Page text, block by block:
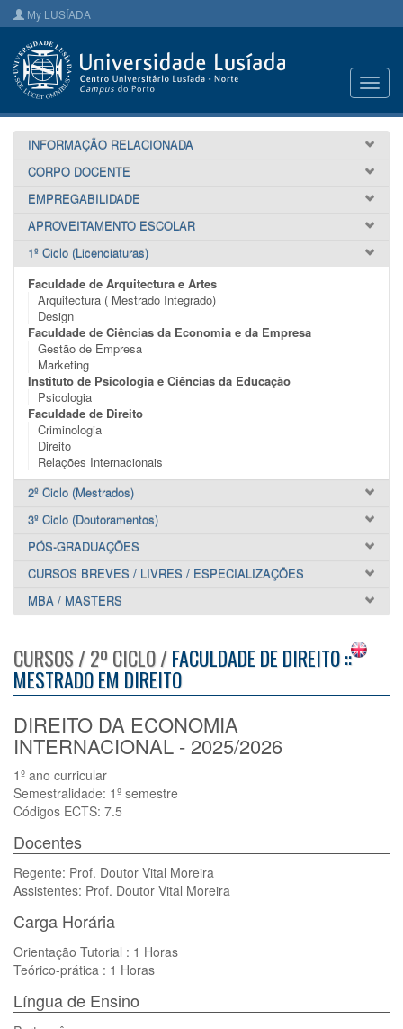
My LUSÍADA
INFORMAÇÃO RELACIONADA
CORPO DOCENTE
EMPREGABILIDADE
APROVEITAMENTO ESCOLAR
1º Ciclo (Licenciaturas)
Faculdade de Arquitectura e Artes
Arquitectura ( Mestrado Integrado)
Design
Faculdade de Ciências da Economia e da Empresa
Gestão de Empresa
Marketing
Instituto de Psicologia e Ciências da Educação
Psicologia
Faculdade de Direito
Criminologia
Direito
Relações Internacionais
2º Ciclo (Mestrados)
3º Ciclo (Doutoramentos)
PÓS-GRADUAÇÕES
CURSOS BREVES / LIVRES / ESPECIALIZAÇÕES
MBA / MASTERS
CURSOS / 2º CICLO /FACULDADE DE DIREITO ::
MESTRADO EM DIREITO
DIREITO DA ECONOMIA
INTERNACIONAL - 2025/2026
1º ano curricular
Semestralidade: 1º semestre
Códigos ECTS: 7.5
Docentes
Regente: Prof. Doutor Vital Moreira
Assistentes: Prof. Doutor Vital Moreira
Carga Horária
Orientação Tutorial : 1 Horas
Teórico-prática : 1 Horas
Língua de Ensino